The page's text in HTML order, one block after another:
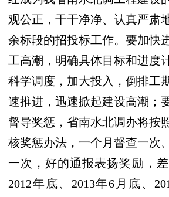
观公正，干干净净、认真严肃
余标段的招投标工作。要加快
工高潮，明确具体目标和进度
科学调度，加大投入，倒排工
速推进，迅速掀起建设高潮；
督导奖惩，省南水北调办将按
核奖惩办法，一个月督查一次
一次，好的通报表扬奖励，
2012年底、 2013年6 月底、